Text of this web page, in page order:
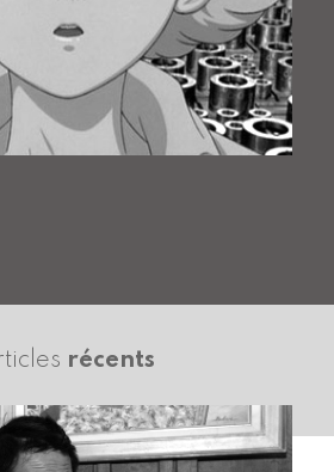
récents